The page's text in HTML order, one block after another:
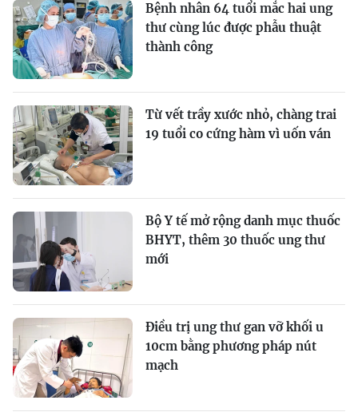
Bệnh nhân 64 tuổi mắc hai ung
thư cùng lúc được phẫu thuật
thành công
Từ vết trầy xước nhỏ, chàng trai
19 tuổi co cứng hàm vì uốn ván
Bộ Y tế mở rộng danh mục thuốc
BHYT, thêm 30 thuốc ung thư
mới
Điều trị ung thư gan vỡ khối u
10cm bằng phương pháp nút
mạch